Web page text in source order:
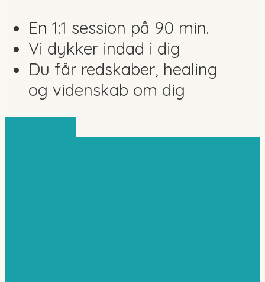
En 1:1 session på 90 min.
Vi dykker indad i dig
Du får redskaber, healing
og videnskab om dig